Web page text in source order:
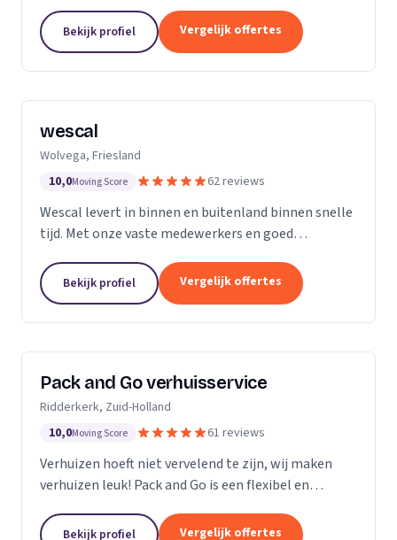
gespecialiseerd in het bieden van naadloze en
zorgeloze verhuisdiensten...
Bekijk profiel Vergelijk offertes
wescal
Wolvega, Friesland
10,0Moving Score 62 reviews
Wescal levert in binnen en buitenland binnen snelle
tijd. Met onze vaste medewerkers en goed
na wat we beloven. Door goede
kwaliteitsvoertuigen te...
Bekijk profiel Vergelijk offertes
Pack and Go verhuisservice
Ridderkerk, Zuid-Holland
10,0Moving Score 61 reviews
Verhuizen hoeft niet vervelend te zijn, wij maken
verhuizen leuk! Pack and Go is een flexibel en
al uw verhuizingen. Met ons team van...
Bekijk profiel Vergelijk offertes